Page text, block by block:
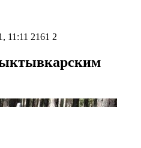
11:11 2161 2